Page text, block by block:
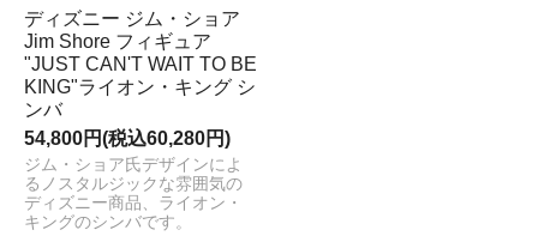
ディズニー ジム・ショア
Jim Shore フィギュア
"JUST CAN'T WAIT TO BE
KING"ライオン・キング シ
ンバ
54,800円(税込60,280円)
ジム・ショア氏デザインによ
るノスタルジックな雰囲気の
ディズニー商品、ライオン・
キングのシンバです。